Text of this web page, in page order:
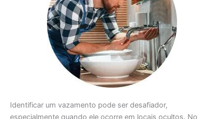
Identificar um vazamento pode ser desafiador,
especialmente quando ele ocorre em locais ocultos. No